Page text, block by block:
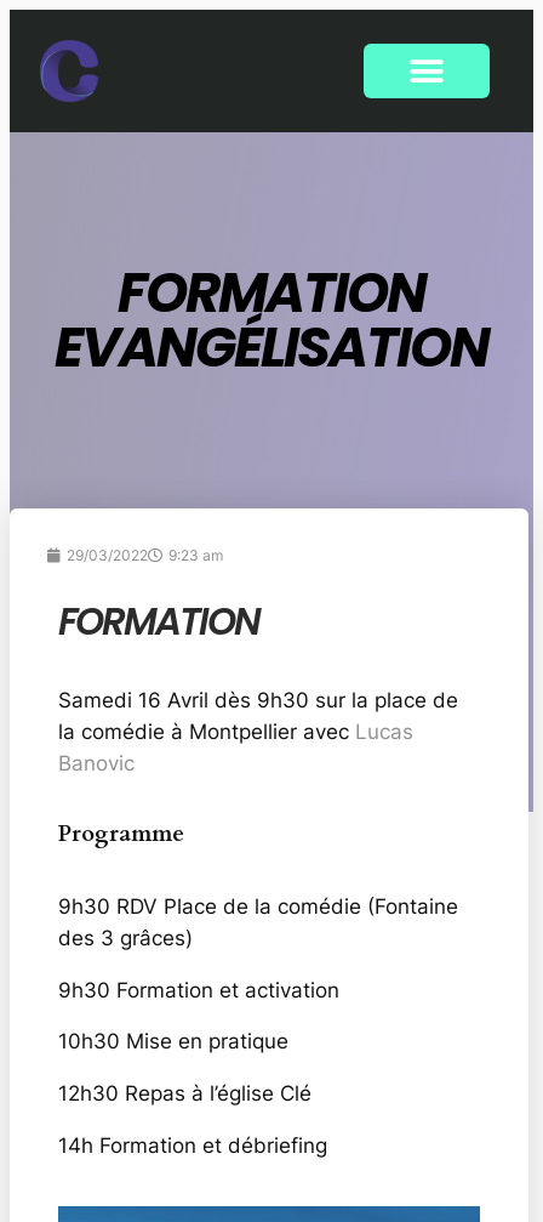
FORMATION
EVANGÉLISATION
29/03/2022 9:23 am
FORMATION
Samedi 16 Avril dès 9h30 sur la place de
la comédie à Montpellier avec Lucas
Banovic
Programme
9h30 RDV Place de la comédie (Fontaine
des 3 grâces)
9h30 Formation et activation
10h30 Mise en pratique
12h30 Repas à l’église Clé
14h Formation et débriefing